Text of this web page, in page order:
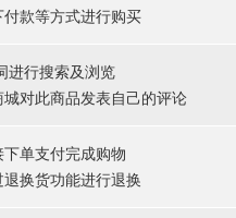
款等方式进行购买
进行搜索及浏览
对此商品发表自己的评论
单支付完成购物
换货功能进行退换